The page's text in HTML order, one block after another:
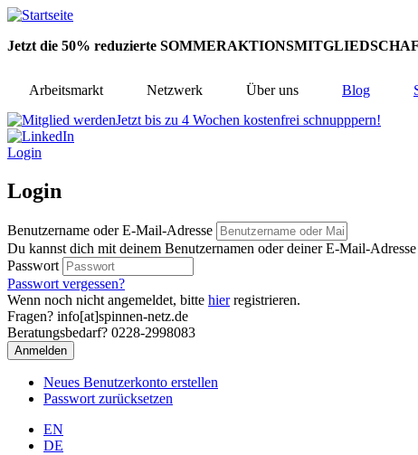
Direkt
Inhalt
Jetzt die 50% reduzierte
Arbeitsmarkt Netzwerk Über uns Blog
Jetzt bis zu 4 Wochen kostenfrei schnupppern!
Login
Login
Benutzername oder E-Mail-Adresse
Du kannst dich mit deinem Benutzernamen oder deiner E-Mail-Adresse
Passwort
Passwort vergessen?
Wenn noch nicht angemeldet, bitte hierregistrieren.
Fragen? info[at]spinnen-netz.de
Beratungsbedarf? 0228-2998083
Neues Benutzerkonto erstellen
Passwort zurücksetzen
EN
DE